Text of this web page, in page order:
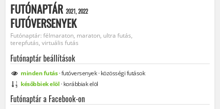
FUTÓNAPTÁR 2021, 2022
FUTÓVERSENYEK
Futónaptár: félmaraton, maraton, ultra futás,
terepfutás, virtuális futás
Futónaptár beállítások
mindenfutás·futóversenyek·közösségifutások
későbbiek elöl ·korábbiak elöl
Futónaptár a Facebook-on